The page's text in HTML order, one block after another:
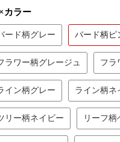
カラー
ード柄グレー バード柄ピ
ラワー柄グレージュ フラ
イン柄グレー ライン柄ネ
リー柄ネイビー リーフ柄